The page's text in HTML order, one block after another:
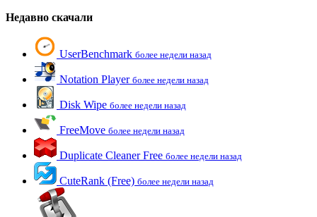
Недавно скачали
UserBenchmark более недели назад
Notation Player более недели назад
Disk Wipe более недели назад
FreeMove более недели назад
Duplicate Cleaner Free более недели назад
CuteRank (Free) более недели назад